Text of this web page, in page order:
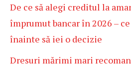
De ce să alegi creditul la
împrumut bancar în 2026 –
înainte să iei o decizie
Dresuri mărimi mari